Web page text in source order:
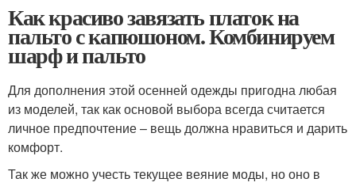
Как красиво завязать платок на
пальто с капюшоном. Комбинируем
шарф и пальто
Для дополнения этой осенней одежды пригодна любая
из моделей, так как основой выбора всегда считается
личное предпочтение – вещь должна нравиться и дарить
комфорт.
Так же можно учесть текущее веяние моды, но оно в